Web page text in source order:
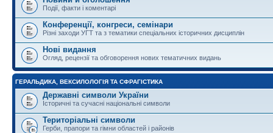
Події, факти і коментарі
Конференції, конгреси, семінари
Різні заходи УГТ та з тематики спеціальних історичних дисциплін
Нові видання
Огляд, рецензії та обговорення нових тематичних видань
ГЕРАЛЬДИКА, ВЕКСИЛОЛОГІЯ ТА СФРАГІСТИКА
Державні символи України
Історичні та сучасні національні символи
Територіальні символи
Герби, прапори та гімни областей і районів